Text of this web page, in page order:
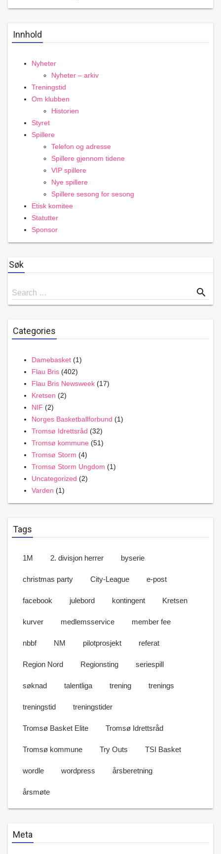
Innhold
Nyheter
Nyheter – arkiv
Treningstid
Om klubben
Historien
Styret
Spillere
Telefon og adresse
Spillere gjennom tidene
VIP spillere
Nye spillere
Spillere sesong for sesong
Etisk komitee
Statutter
Sponsor
Søk
Search
for
Search … search
Categories
Damebasket (1)
Flau Bris (402)
Flau Bris Newsweek (17)
Kretsen (2)
NIF (2)
Norges Basketballforbund (1)
Tromsø Idrettsråd (32)
Tromsø kommune (51)
Tromsø Storm (4)
Tromsø Storm Ungdom (1)
Uncategorized (2)
Varden (1)
Tags
1M 2. divisjon herrer byserie
christmas party City-League e-post
facebook julebord kontingent Kretsen
kurver medlemsservice member fee
nbbf NM pilotprosjekt referat
Region Nord Regionsting seriespill
søknad talentliga trening trenings
treningstid treningstider
Tromsø Basket Elite Tromsø Idrettsråd
Tromsø kommune Try Outs TSI Basket
wordle wordpress årsberetning
årsmøte
Meta